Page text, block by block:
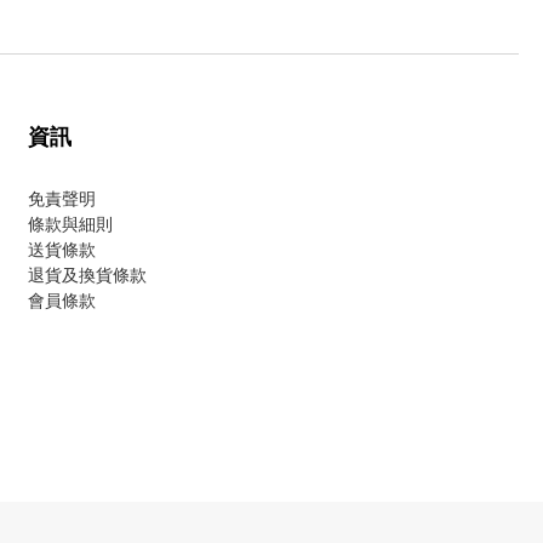
資訊
免責聲明
條款與細則
送貨條款
退貨及換貨條款
會員條款